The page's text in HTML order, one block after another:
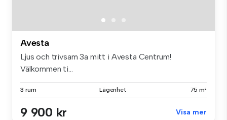
Avesta
Ljus och trivsam 3a mitt i Avesta Centrum!
Välkommen ti...
3 rum Lägenhet 75 m²
9 900 kr Visa mer